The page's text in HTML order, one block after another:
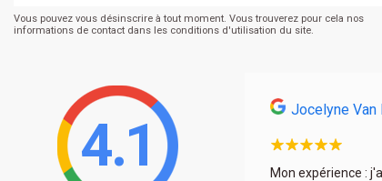
Vous pouvez vous désinscrire à tout moment. Vous trouverez pour cela nos
informations de contact dans les conditions d'utilisation du site.
4.1
encore une fois à très bon prix. La déco est
Jocelyne Van
Mon expérience :